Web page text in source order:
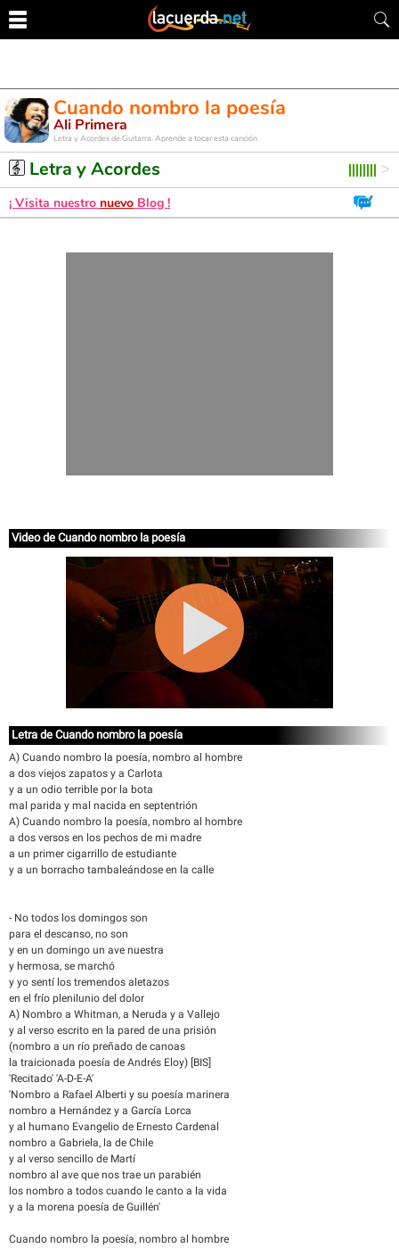
Cuando nombro la poesía
Ali Primera
Letra y Acordes de Guitarra. Aprende a tocar esta canción
Letra y Acordes
¡ Visita nuestro nuevo Blog !
Video de Cuando nombro la poesía
Letra de Cuando nombro la poesía
A) Cuando nombro la poesía, nombro al hombre
a dos viejos zapatos y a Carlota
y a un odio terrible por la bota
mal parida y mal nacida en septentrión
A) Cuando nombro la poesía, nombro al hombre
a dos versos en los pechos de mi madre
a un primer cigarrillo de estudiante
y a un borracho tambaleándose en la calle
- No todos los domingos son
para el descanso, no son
y en un domingo un ave nuestra
y hermosa, se marchó
y yo sentí los tremendos aletazos
en el frío plenilunio del dolor
A) Nombro a Whitman, a Neruda y a Vallejo
y al verso escrito en la pared de una prisión
(nombro a un río preñado de canoas
la traicionada poesía de Andrés Eloy) [BIS]
'Recitado' 'A-D-E-A'
'Nombro a Rafael Alberti y su poesía marinera
nombro a Hernández y a García Lorca
y al humano Evangelio de Ernesto Cardenal
nombro a Gabriela, la de Chile
y al verso sencillo de Martí
nombro al ave que nos trae un parabién
los nombro a todos cuando le canto a la vida
y a la morena poesía de Guillén'
Cuando nombro la poesía, nombro al hombre